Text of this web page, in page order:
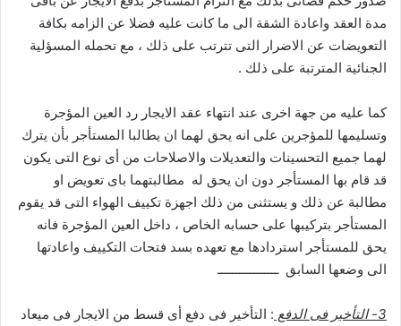
مدة العقد واعادة الشقة الى ما كانت عليه فضلا عن الزامه بكافة
التعويضات عن الاضرار التى تترتب على ذلك ، مع تحمله المسؤلية
الجنائية المترتبة على ذلك .
كما عليه من جهة اخرى عند انتهاء عقد الايجار رد العين المؤجرة
وتسليمها للمؤجرين على انه يحق لهما ان يطالبا المستأجر بأن يترك
لهما جميع التحسينات والتعديلات والاصلاحات من أى نوع التى يكون
قد قام بها المستأجر دون ان يحق له مطالبتهما باى تعويض او
مطالبة عن ذلك و يستثنى من ذلك اجهزة تكييف الهواء التى قد يقوم
المستأجر بتركيبها على حسابه الخاص ، داخل العين المؤجرة فانه
يحق للمستأجر استردادها مع تعهده بسد فتحات التكييف واعادتها
الى وضعها السابق ـــــــــــــــــ
3- التأخير فى الدفع
: التأخير فى دفع أى قسط من الايجار فى ميعاد